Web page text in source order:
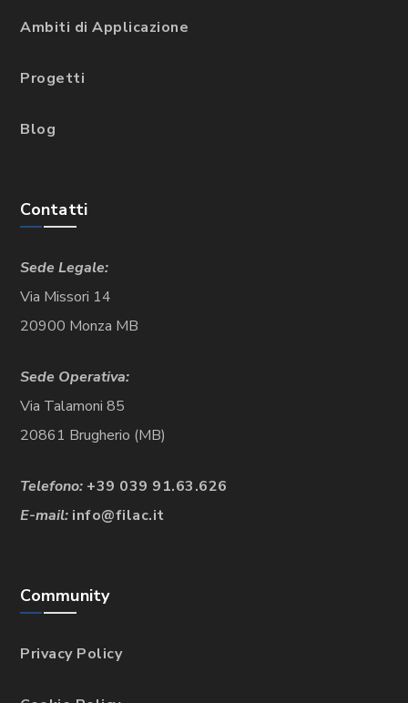
Ambiti di Applicazione
Progetti
Blog
Contatti
Sede Legale:
Via Missori 14
20900 Monza MB
Sede Operativa:
Via Talamoni 85
20861 Brugherio (MB)
Telefono: +39 039 91.63.626
E-mail: info@filac.it
Community
Privacy Policy